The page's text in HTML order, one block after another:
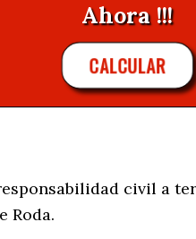
Ahora !!!
CALCULAR
civil a
Roda.